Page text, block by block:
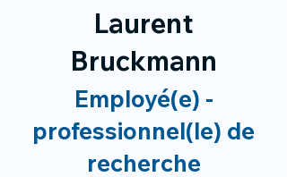
Laurent
Bruckmann
Employé(e) -
professionnel(le) de
recherche